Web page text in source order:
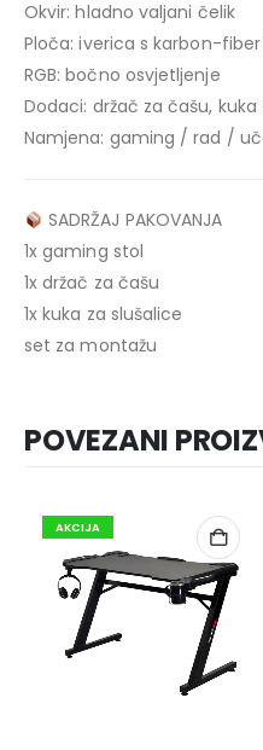
Okvir: hladno valjani čelik
Ploča: iverica s karbon-
RGB: bočno osvjetljenje
Dodaci: držač za čašu, kuka
Namjena: gaming / rad /
SADRŽAJ PAKOVANJA
1x gaming stol
1x držač za čašu
1x kuka za slušalice
set za montažu
POVEZANI
AKCIJA